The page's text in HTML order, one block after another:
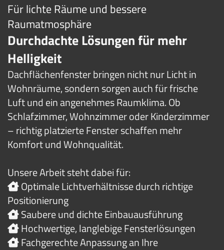
Für lichte Räume und bessere
Raumatmosphäre
Durchdachte Lösungen für mehr
Helligkeit
Dachflächenfenster bringen nicht nur Licht in
Wohnräume, sondern sorgen auch für frische
Luft und ein angenehmes Raumklima. Ob
Schlafzimmer, Wohnzimmer oder Kinderzimmer
– richtig platzierte Fenster schaffen mehr
Komfort und Wohnqualität.
Unsere Arbeit steht dabei für:
 Optimale Lichtverhältnisse durch richtige
Positionierung
 Saubere und dichte Einbauausführung
 Hochwertige, langlebige Fensterlösungen
 Fachgerechte Anpassung an Ihre